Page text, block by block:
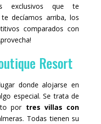
exclusivos que te
decíamos arriba, los
comparados con
Resort
donde alojarse en
especial. Se trata de
por tres villas con
Todas tienen su